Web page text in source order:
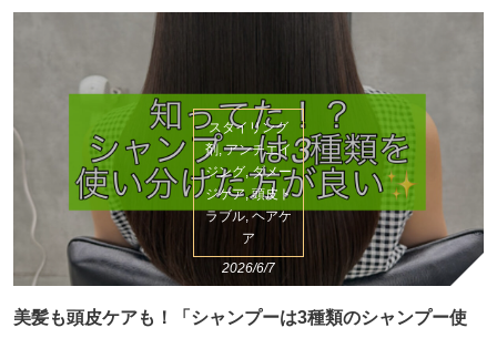
スタイリング
剤, アンチエイ
ジング, ダメー
ジケア, 頭皮ト
ラブル, ヘアケ
ア
2026/6/7
美髪も頭皮ケアも！「シャンプーは3種類のシャンプー使